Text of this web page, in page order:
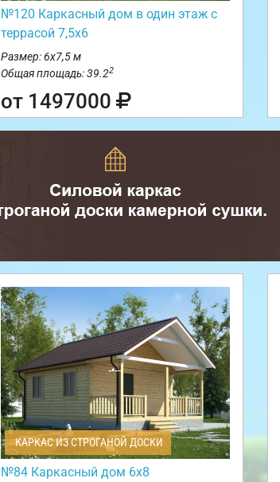
№120 Каркасный дом в один этаж с
террасой 7,5х6
Размер: 6х7,5 м
Общая площадь: 39.22
от 1497000
КАРКАС ИЗ СТРОГАНОЙ ДОСКИ
№84 Каркасный дом 6х8